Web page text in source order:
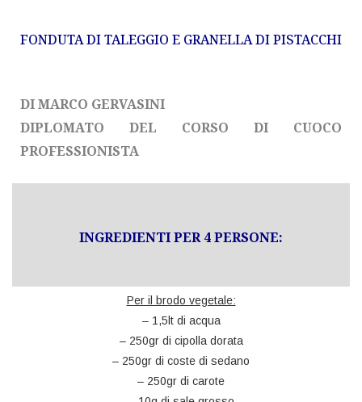
FONDUTA DI TALEGGIO E GRANELLA DI PISTACCHI
DI MARCO GERVASINI
DIPLOMATO DEL CORSO DI CUOCO
PROFESSIONISTA
INGREDIENTI PER 4 PERSONE:
Per il brodo vegetale:
– 1,5lt di acqua
– 250gr di cipolla dorata
– 250gr di coste di sedano
– 250gr di carote